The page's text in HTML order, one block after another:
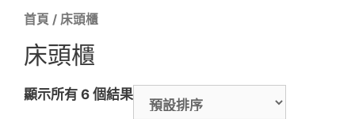
首頁 / 床頭櫃
床頭櫃
顯示所有 6 個結果